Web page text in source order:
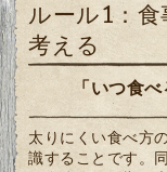
ルール1：
考える
「いつ食
太りにくい食べ方
識することです。